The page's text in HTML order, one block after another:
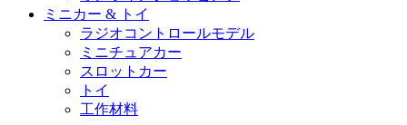
ミニカー & トイ
ラジオコントロールモデル
ミニチュアカー
スロットカー
トイ
工作材料